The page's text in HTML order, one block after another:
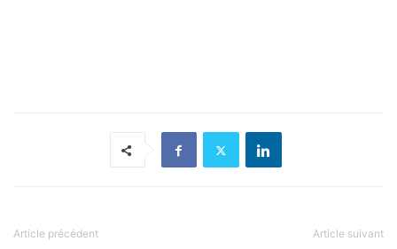
Article précédent Article suivant